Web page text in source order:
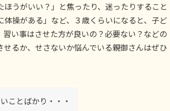
うがいい？」と焦ったり、迷ったりすること
操がある」など、３歳くらいになると、子ど
い事はさせた方が良いの？必要ない？などの
るか、せさないか悩んでいる親御さんはぜひ
ことばかり・・・